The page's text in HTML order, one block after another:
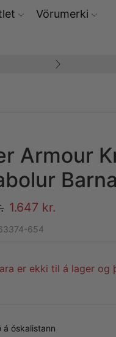
Vörumerki
Armour
Barna
1.647 kr.
654
er ekki til á lager og
óskalistann